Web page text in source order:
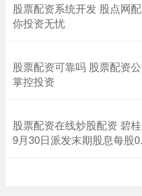
股票配资系统开发 股点网
你投资无忧
股票配资可靠吗 股票配资
掌控投资
股票配资在线炒股配资 碧
9月30日派发末期股息每股